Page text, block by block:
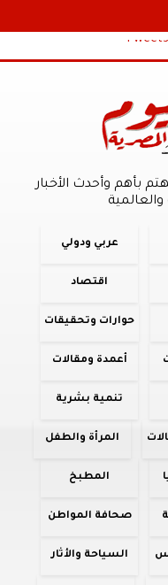
بأهم وأحدث الأخبار
عربي ودولي
اقتصاد
حوارات وتحقيقات
أعمدة ومقالات
تنمية بشرية
المرأة والطفل
المطبخ
صحافة المواطن
السياحة والأثار